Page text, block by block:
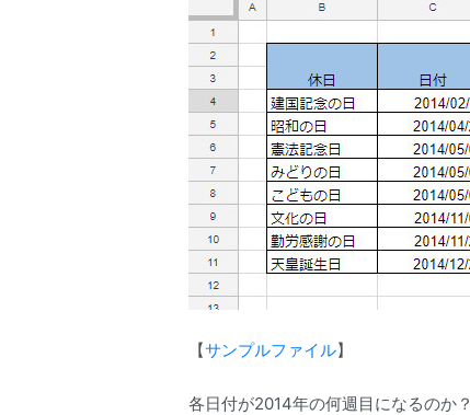
【サンプルファイル】
各日付が2014年の何週目になるのか？